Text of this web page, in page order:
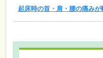
起床時の首・肩・腰の痛みが